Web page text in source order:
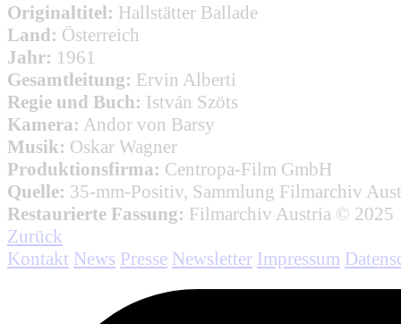
Originaltitel: Hallstätter Ballade
Land: Österreich
Jahr: 1961
Gesamtleitung: Ervin Alberti
Regie und Buch: István Szöts
Kamera: Andor von Barsy
Musik: Oskar Wagner
Produktionsfirma: Centropa-Film GmbH
Quelle: 35-mm-Positiv, Sammlung Filmarchiv
Restaurierte Fassung: Filmarchiv Austria © 2025
Zurück
Kontakt News Presse Newsletter Impressum